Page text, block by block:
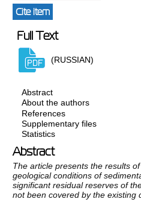
Cite item
Full Text
(RUSSIAN)
Abstract
About the authors
References
Supplementary files
Statistics
Abstract
The article presents the results
geological conditions of
significant residual reserves of
not been covered by the existing